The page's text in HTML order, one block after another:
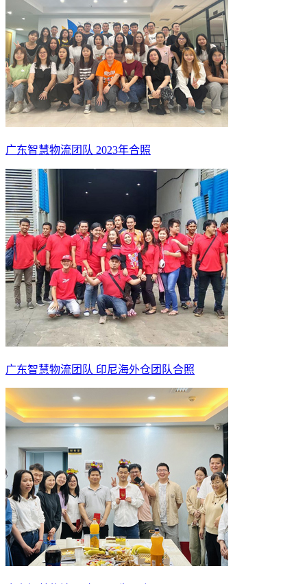
广东智慧物流团队 2023年合照
广东智慧物流团队 印尼海外仓团队合照